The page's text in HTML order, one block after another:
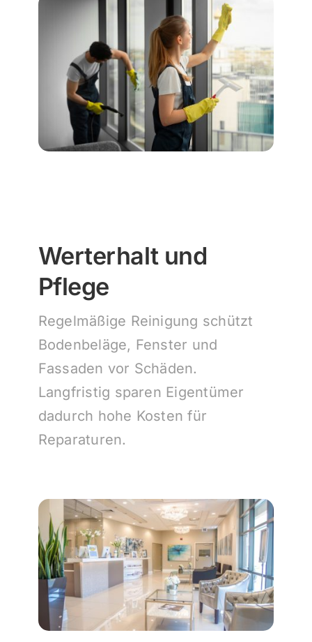
Werterhalt und
Pflege
Regelmäßige Reinigung schützt
Bodenbeläge, Fenster und
Fassaden vor Schäden.
Langfristig sparen Eigentümer
dadurch hohe Kosten für
Reparaturen.